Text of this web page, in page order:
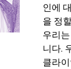
인에
을 정
우리
니다.
클라